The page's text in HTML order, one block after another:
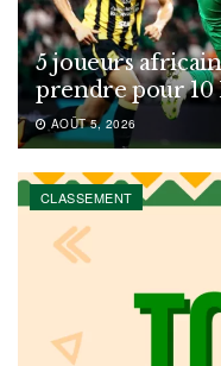
5 joueurs
prendre pour 10
AOÛT 5, 2026
CLASSEMENT